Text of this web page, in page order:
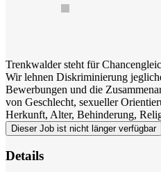
Trenkwalder steht für
Wir lehnen Diskriminierung
Bewerbungen und die
von Geschlecht, sexueller
Herkunft, Alter, Behinderung,
Dieser Job ist nicht länger verfügbar
Details